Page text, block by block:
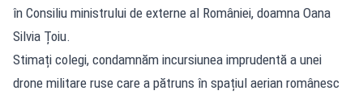
în Consiliu ministrului de externe al României, doamna Oana
Silvia Țoiu.
Stimați colegi, condamnăm incursiunea imprudentă a unei
drone militare ruse care a pătruns în spațiul aerian românesc